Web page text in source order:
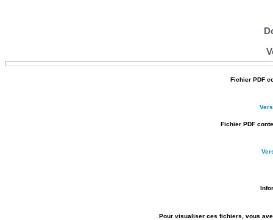
Fichier PDF
Fichier PDF
Pour visualiser ces fichiers, vous